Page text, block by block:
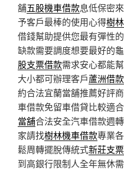
舖五股機車借款息低保密
予客戶最棒的使用心得樹
借錢幫助提供您最有彈性
缺款需要調度想要最好的
股支票借款需求安心都能
大小都可辦理客戶蘆洲借款
約合法宜蘭當舖推薦好評
車借款免留車借貸比較適
當舖合法安全汽車借款週
家請找樹林機車借款專業
鬆周轉擺脫傳統式新莊支
到高銀行限制人全年無休